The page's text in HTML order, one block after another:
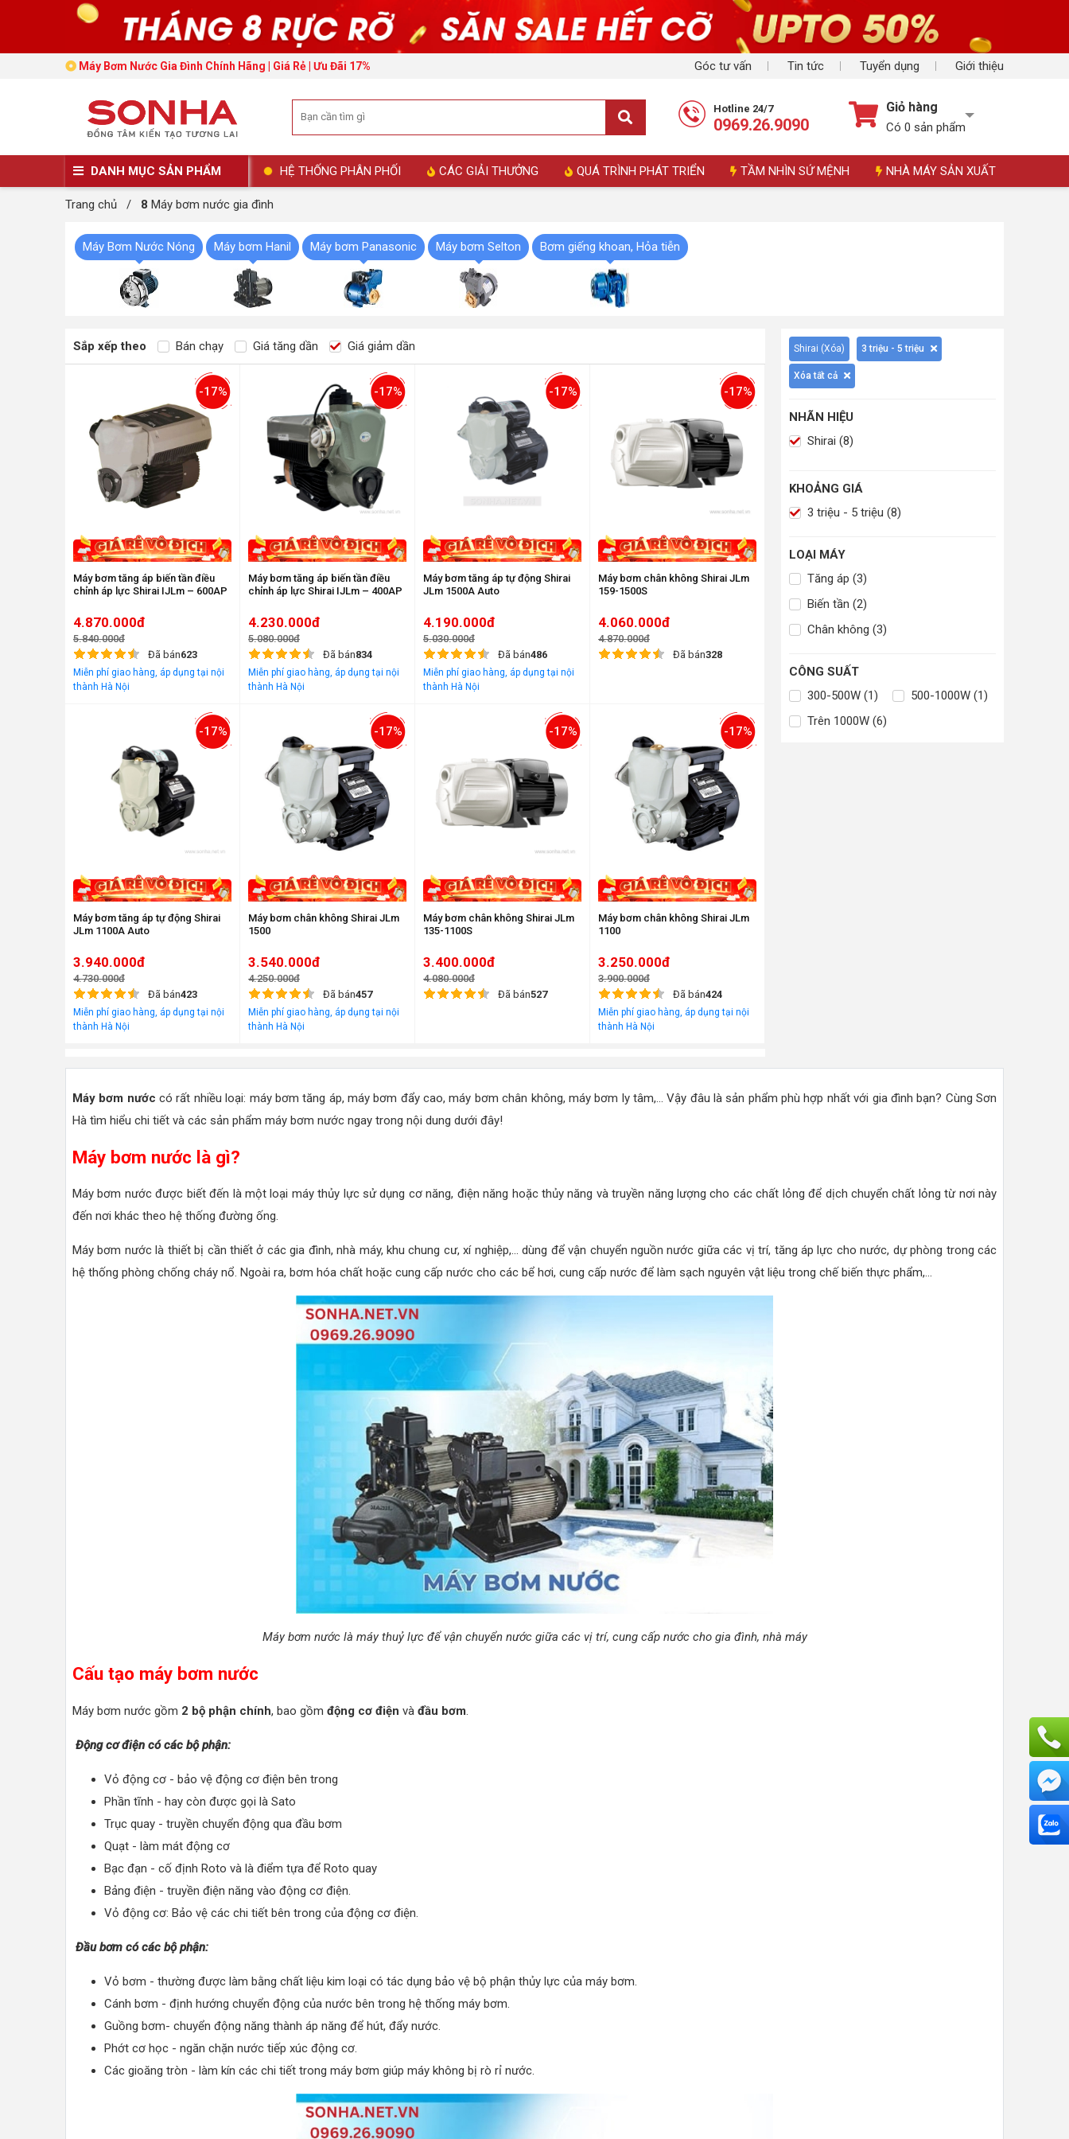
Góc tư vấn Tin tức Tuyển dụng Giới thiệu
Máy Bơm Nước Gia Đình Chính Hãng | Giá Rẻ | Ưu Đãi 17%
Hotline 24/7
0969.26.9090
Giỏ hàng
Có 0 sản phẩm
DANH MỤC SẢN PHẨM HỆ THỐNG PHÂN PHỐI CÁC GIẢI THƯỞNG QUÁ TRÌNH PHÁT TRIỂN TẦM NHÌN SỨ MỆNH NHÀ MÁY SẢN XUẤT
Trang chủ / 8 Máy bơm nước gia đình
Máy Bơm Nước Nóng Máy bơm Hanil Máy bơm Panasonic Máy bơm Selton Bơm giếng khoan, Hỏa tiễn
Sắp xếp theo Bán chạy Giá tăng dần Giá giảm dần
-17%
Máy bơm tăng áp biến tần điều
chỉnh áp lực Shirai IJLm – 600AP
4.870.000đ
5.840.000đ
Đã bán623
Miễn phí giao hàng, áp dụng tại nội
thành Hà Nội
-17%
Máy bơm tăng áp biến tần điều
chỉnh áp lực Shirai IJLm – 400AP
4.230.000đ
5.080.000đ
Đã bán834
Miễn phí giao hàng, áp dụng tại nội
thành Hà Nội
-17%
Máy bơm tăng áp tự động Shirai
JLm 1500A Auto
4.190.000đ
5.030.000đ
Đã bán486
Miễn phí giao hàng, áp dụng tại nội
thành Hà Nội
-17%
Máy bơm chân không Shirai JLm
159-1500S
4.060.000đ
4.870.000đ
Đã bán328
-17%
Máy bơm tăng áp tự động Shirai
JLm 1100A Auto
3.940.000đ
4.730.000đ
Đã bán423
Miễn phí giao hàng, áp dụng tại nội
thành Hà Nội
-17%
Máy bơm chân không Shirai JLm
1500
3.540.000đ
4.250.000đ
Đã bán457
Miễn phí giao hàng, áp dụng tại nội
thành Hà Nội
-17%
Máy bơm chân không Shirai JLm
135-1100S
3.400.000đ
4.080.000đ
Đã bán527
-17%
Máy bơm chân không Shirai JLm
1100
3.250.000đ
3.900.000đ
Đã bán424
Miễn phí giao hàng, áp dụng tại nội
thành Hà Nội
Shirai (Xóa) 3 triệu - 5 triệu
Xóa tất cả
NHÃN HIỆU
Shirai (8)
KHOẢNG GIÁ
3 triệu - 5 triệu (8)
LOẠI MÁY
Tăng áp (3)
Biến tần (2)
Chân không (3)
CÔNG SUẤT
300-500W (1)
500-1000W (1)
Trên 1000W (6)
Máy bơm nước có rất nhiều loại: máy bơm tăng áp, máy bơm đẩy cao, máy bơm chân không, máy bơm ly tâm,... Vậy đâu là sản phẩm phù hợp nhất với gia đình bạn? Cùng Sơn
Hà tìm hiểu chi tiết và các sản phẩm máy bơm nước ngay trong nội dung dưới đây!
Máy bơm nước là gì?
Máy bơm nước được biết đến là một loại máy thủy lực sử dụng cơ năng, điện năng hoặc thủy năng và truyền năng lượng cho các chất lỏng để dịch chuyển chất lỏng từ nơi này
đến nơi khác theo hệ thống đường ống.
Máy bơm nước là thiết bị cần thiết ở các gia đình, nhà máy, khu chung cư, xí nghiệp,... dùng để vận chuyển nguồn nước giữa các vị trí, tăng áp lực cho nước, dự phòng trong các
hệ thống phòng chống cháy nổ. Ngoài ra, bơm hóa chất hoặc cung cấp nước cho các bể hơi, cung cấp nước để làm sạch nguyên vật liệu trong chế biến thực phẩm,...
Máy bơm nước là máy thuỷ lực để vận chuyển nước giữa các vị trí, cung cấp nước cho gia đình, nhà máy
Cấu tạo máy bơm nước
Máy bơm nước gồm 2 bộ phận chính, bao gồm động cơ điện và đầu bơm
Động cơ điện có các bộ phận:
Vỏ động cơ - bảo vệ động cơ điện bên trong
Phần tĩnh - hay còn được gọi là Sato
Trục quay - truyền chuyển động qua đầu bơm
Quạt - làm mát động cơ
Bạc đạn - cố định Roto và là điểm tựa để Roto quay
Bảng điện - truyền điện năng vào động cơ điện.
Vỏ động cơ: Bảo vệ các chi tiết bên trong của động cơ điện.
Đầu bơm có các bộ phận:
Vỏ bơm - thường được làm bằng chất liệu kim loại có tác dụng bảo vệ bộ phận thủy lực của máy bơm.
Cánh bơm - định hướng chuyển động của nước bên trong hệ thống máy bơm.
Guồng bơm- chuyển động năng thành áp năng để hút, đẩy nước.
Phớt cơ học - ngăn chặn nước tiếp xúc động cơ.
Các gioăng tròn - làm kín các chi tiết trong máy bơm giúp máy không bị rò rỉ nước.